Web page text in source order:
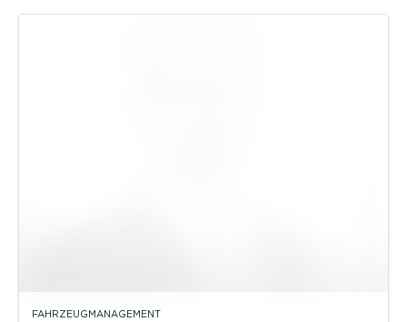
FAHRZEUGMANAGEMENT